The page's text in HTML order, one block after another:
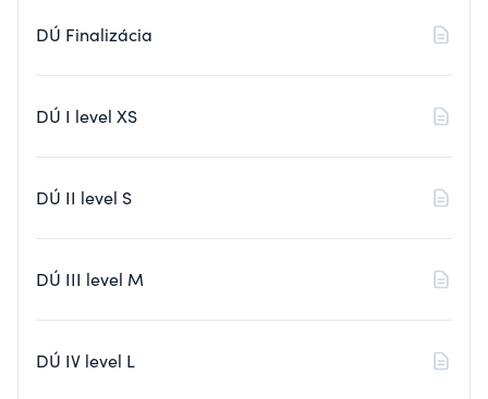
DÚ Finalizácia
DÚ I level XS
DÚ II level S
DÚ III level M
DÚ IV level L